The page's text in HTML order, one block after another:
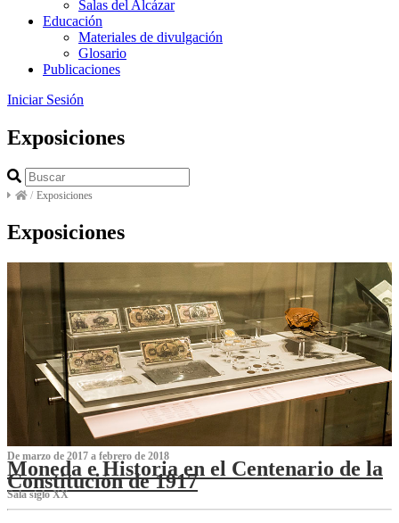
Salas del Alcázar
Educación
Materiales de divulgación
Glosario
Publicaciones
Iniciar Sesión
Exposiciones
/ Exposiciones
Exposiciones
De marzo de 2017 a febrero de 2018
Moneda e Historia en el Centenario de la
Constitución de 1917
Sala siglo XX